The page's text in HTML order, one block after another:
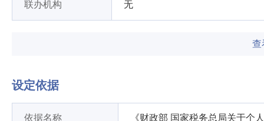
联办机构 无
查
设定依据
依据名称 《财政部 国家税务总局关于个